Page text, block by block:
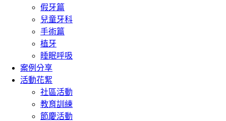
假牙篇
兒童牙科
手術篇
植牙
睡眠呼吸
案例分享
活動花絮
社區活動
教育訓練
節慶活動